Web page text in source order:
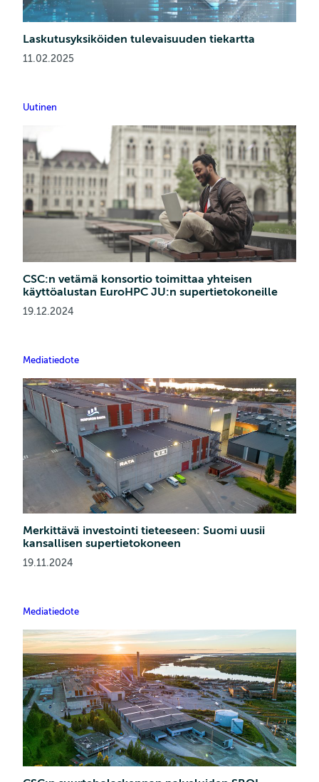
Laskutusyksiköiden tulevaisuuden tiekartta
11.02.2025
Uutinen
CSC:n vetämä konsortio toimittaa yhteisen
käyttöalustan EuroHPC JU:n supertietokoneille
19.12.2024
Mediatiedote
Merkittävä investointi tieteeseen: Suomi uusii
kansallisen supertietokoneen
19.11.2024
Mediatiedote